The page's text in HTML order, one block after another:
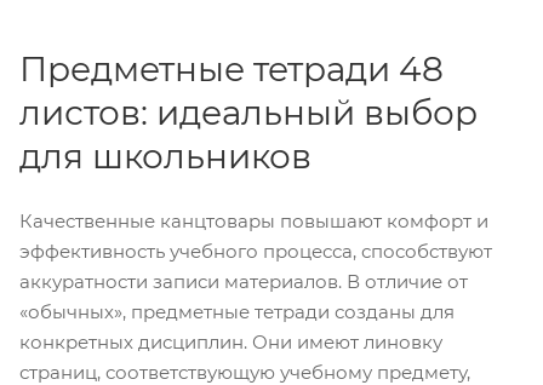
Предметные тетради 48
листов: идеальный выбор
для школьников
Качественные канцтовары повышают комфорт и
эффективность учебного процесса, способствуют
аккуратности записи материалов. В отличие от
«обычных», предметные тетради созданы для
конкретных дисциплин. Они имеют линовку
страниц, соответствующую учебному предмету,